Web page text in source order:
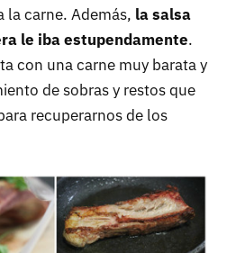
la carne. Además, la salsa
le iba estupendamente.
con una carne muy barata y
de sobras y restos que
recuperarnos de los